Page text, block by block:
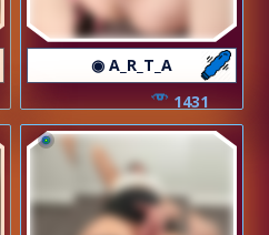
◉ A_R_T_A
1431